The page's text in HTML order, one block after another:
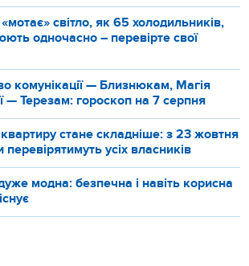
світло, як 65 холодильників,
одночасно – перевірте свої
комунікації — Близнюкам, Магія
— Терезам: гороскоп на 7 серпня
стане складніше: з 23 жовтня
перевірятимуть усіх власників
модна: безпечна і навіть корисна